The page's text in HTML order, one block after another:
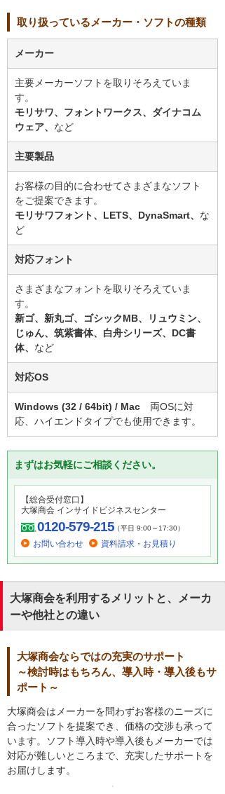
取り扱っているメーカー・ソフトの種類
メーカー
主要メーカーソフトを取りそろえていま
す。
モリサワ、フォントワークス、ダイナコム
ウェア、 など
主要製品
お客様の目的に合わせてさまざまなソフト
をご提案できます。
モリサワフォント、LETS、DynaSmart、 な
ど
対応フォント
さまざまなフォントを取りそろえていま
す。
新ゴ、新丸ゴ、ゴシックMB、リュウミン、
じゅん、筑紫書体、白舟シリーズ、DC書
体、 など
対応OS
Windows (32 / 64bit) / Mac 両OSに対
応、ハイエンドタイプでも使用できます。
まずはお気軽にご相談ください。
【総合受付窓口】
大塚商会 インサイドビジネスセンター
0120-579-215（平日 9:00～17:30）
お問い合わせ 資料請求・お見積り
大塚商会を利用するメリットと、メーカ
ーや他社との違い
大塚商会ならではの充実のサポート
～検討時はもちろん、導入時・導入後もサ
ポート～
大塚商会はメーカーを問わずお客様のニーズに
合ったソフトを提案でき、価格の交渉も承って
います。ソフト導入時や導入後もメーカーでは
対応が難しいところまで、充実したサポートを
お届けします。